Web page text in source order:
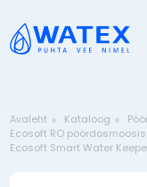
Avaleht Kataloog
Ecosoft RO
Ecosoft Smart Water